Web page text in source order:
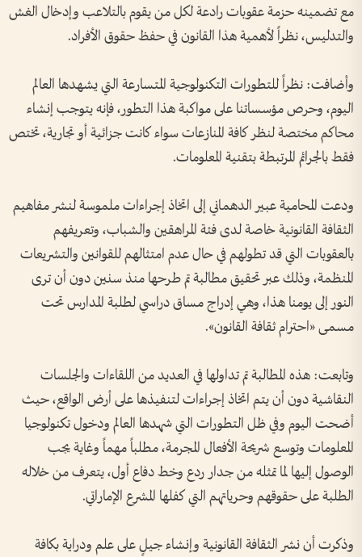
مع تضمينه حزمة عقوبات رادعة لكل من يقوم بالتلاعب وإدخال الغش
والتدليس، نظراً لأهمية هذا القانون في حفظ حقوق الأفراد.
وأضافت: نظراً للتطورات التكنولوجية المتسارعة التي يشهدها العالم
اليوم، وحرص مؤسساتنا على مواكبة هذا التطور، فإنه يتوجب إنشاء
محاكم مختصة لنظر كافة المنازعات سواء كانت جزائية أو تجارية، تختص
فقط بالجرائم المرتبطة بتقنية المعلومات.
ودعت المحامية عبير الدهماني إلى اتخاذ إجراءات ملموسة لنشر مفاهيم
الثقافة القانونية خاصة لدى فئة المراهقين والشباب، وتعريفهم
بالعقوبات التي قد تطولهم في حال عدم امتثالهم للقوانين والتشريعات
المنظمة، وذلك عبر تحقيق مطالبة تم طرحها منذ سنين دون أن ترى
النور إلى يومنا هذا، وهي إدراج مساق دراسي لطلبة المدارس تحت
مسمى «احترام ثقافة القانون».
وتابعت: هذه المطالبة تم تداولها في العديد من اللقاءات والجلسات
النقاشية دون أن يتم اتخاذ إجراءات لتنفيذها على أرض الواقع، حيث
أضحت اليوم وفي ظل التطورات التي شهدها العالم ودخول تكنولوجيا
المعلومات وتوسع شريحة الأفعال المجرمة، مطلباً مهماً وغاية يجب
الوصول إليها لما تمثله من جدار ردع وخط دفاع أول، يتعرف من خلاله
الطلبة على حقوقهم وحرياتهم التي كفلها المشرع الإماراتي.
وذكرت أن نشر الثقافة القانونية وإنشاء جيلٍ على علم ودراية بكافة